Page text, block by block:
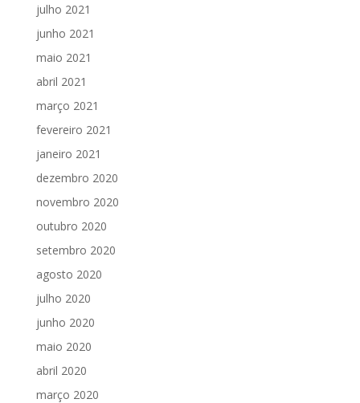
julho 2021
junho 2021
maio 2021
abril 2021
março 2021
fevereiro 2021
janeiro 2021
dezembro 2020
novembro 2020
outubro 2020
setembro 2020
agosto 2020
julho 2020
junho 2020
maio 2020
abril 2020
março 2020